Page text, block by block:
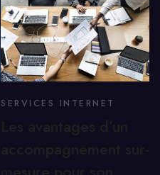
SERVICES INTERNET